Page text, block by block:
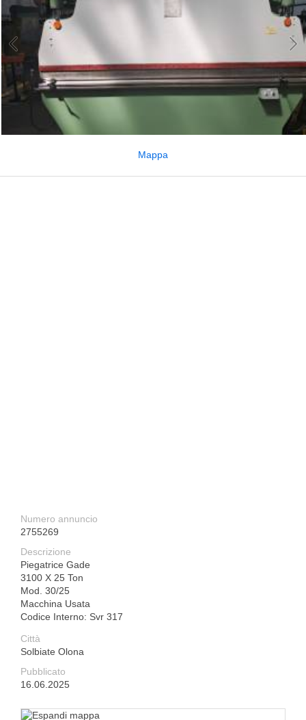
Mappa
Numero annuncio
2755269
Descrizione
Piegatrice Gade
3100 X 25 Ton
Mod. 30/25
Macchina Usata
Codice Interno: Svr 317
Città
Solbiate Olona
Pubblicato
16.06.2025